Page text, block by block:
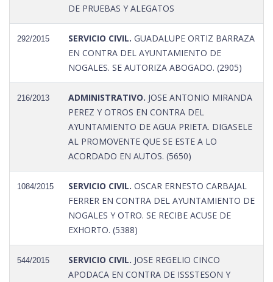
DE PRUEBAS Y ALEGATOS
292/2015 SERVICIO CIVIL. GUADALUPE ORTIZ BARRAZA
EN CONTRA DEL AYUNTAMIENTO DE
NOGALES. SE AUTORIZA ABOGADO. (2905)
216/2013 ADMINISTRATIVO. JOSE ANTONIO MIRANDA
PEREZ Y OTROS EN CONTRA DEL
AYUNTAMIENTO DE AGUA PRIETA. DIGASELE
AL PROMOVENTE QUE SE ESTE A LO
ACORDADO EN AUTOS. (5650)
1084/2015 SERVICIO CIVIL. OSCAR ERNESTO CARBAJAL
FERRER EN CONTRA DEL AYUNTAMIENTO DE
NOGALES Y OTRO. SE RECIBE ACUSE DE
EXHORTO. (5388)
544/2015 SERVICIO CIVIL. JOSE REGELIO CINCO
APODACA EN CONTRA DE ISSSTESON Y